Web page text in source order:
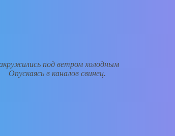
под ветром холодным
Опускаясь в каналов свинец.